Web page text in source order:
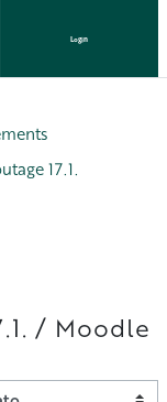
Login
17.1.
/ Moodle